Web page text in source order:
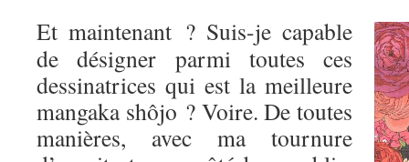
Et maintenant ? Suis-je capable
de désigner parmi toutes ces
dessinatrices qui est la meilleure
mangaka shôjo ? Voire. De toutes
manières, avec ma tournure